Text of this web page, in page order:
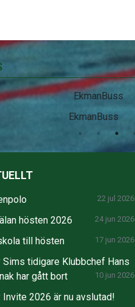
22 jul 2026
hösten 2026 24 jun 2026
till hösten 17 jun 2026
Sims tidigare Klubbchef Hans
har gått bort
10 jun 2026
Invite 2026 är nu avslutad!